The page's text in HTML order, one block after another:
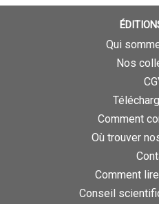
Qui
Nos
Comment
Où trouver
Comment
Conseil